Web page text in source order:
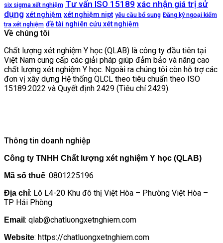
six sigma xết nghiệm Tư vấn ISO 15189 xác nhận giá trị sử
dụng xét nghiệm xét nghiệm nipt yêu cầu bổ sung Đăng ký ngoại kiểm
tra xét nghiệm đề tài nghiên cứu xét nghiệm
Về chúng tôi
Chất lượng xét nghiệm Y học (QLAB) là công ty đầu tiên tại
Việt Nam cung cấp các giải pháp giúp đảm bảo và nâng cao
chất lượng xét nghiệm Y học. Ngoài ra chúng tôi còn hỗ trợ các
đơn vị xây dựng Hệ thống QLCL theo tiêu chuẩn theo ISO
15189:2022 và Quyết định 2429 (Tiêu chí 2429).
Thông tin doanh nghiệp
Công ty TNHH Chất lượng xét nghiệm Y học (QLAB)
Mã số thuế: 0801225196
Địa chỉ: Lô L4-20 Khu đô thị Việt Hòa – Phường Việt Hòa –
TP Hải Phòng
Email : qlab@chatluongxetnghiem.com
Website: https://chatluongxetnghiem.com